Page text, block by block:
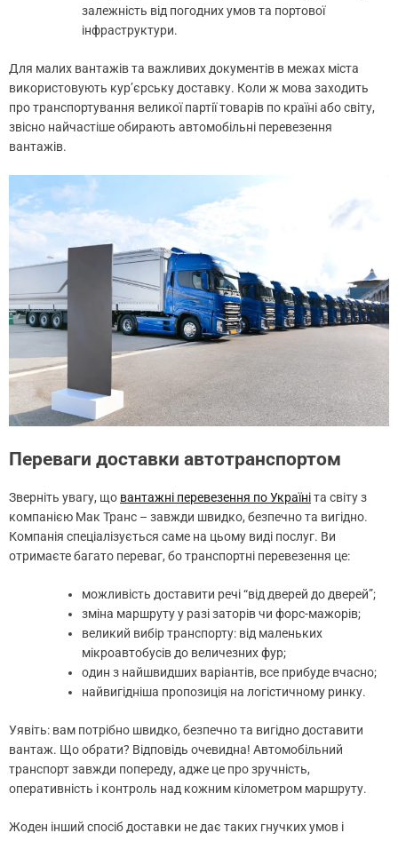
залежність від погодних умов та портової
інфраструктури.
Для малих вантажів та важливих документів в межах міста
використовують кур’єрську доставку. Коли ж мова заходить
про транспортування великої партії товарів по країні або світу,
звісно найчастіше обирають автомобільні перевезення
вантажів.
Переваги доставки автотранспортом
Зверніть увагу, що вантажні перевезення по Україніта світу з
компанією Мак Транс – завжди швидко, безпечно та вигідно.
Компанія спеціалізується саме на цьому виді послуг. Ви
отримаєте багато переваг, бо транспортні перевезення це:
можливість доставити речі “від дверей до дверей”;
зміна маршруту у разі заторів чи форс-мажорів;
великий вибір транспорту: від маленьких
мікроавтобусів до величезних фур;
один з найшвидших варіантів, все прибуде вчасно;
найвигідніша пропозиція на логістичному ринку.
Уявіть: вам потрібно швидко, безпечно та вигідно доставити
вантаж. Що обрати? Відповідь очевидна! Автомобільний
транспорт завжди попереду, адже це про зручність,
оперативність і контроль над кожним кілометром маршруту.
Жоден інший спосіб доставки не дає таких гнучких умов і